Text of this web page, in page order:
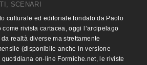
SCENARI
culturale ed editoriale fondato da Paolo
come rivista cartacea, oggi l’arcipelago
realtà diverse ma strettamente
(disponibile anche in versione
on-line Formiche.net, le riviste